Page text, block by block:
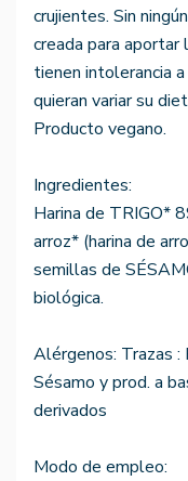
crujientes. Sin
creada para aportar
tienen intolerancia
quieran variar su
Producto vegano.
Ingredientes:
Harina de TRIGO*
arroz* (harina de
semillas de
biológica.
Alérgenos: Trazas :
Sésamo y prod. a
derivados
Modo de empleo: